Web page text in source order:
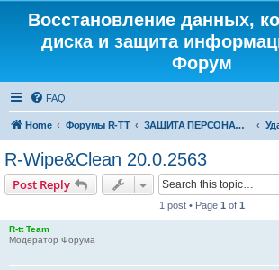
Восстановление данных,
диска и защита
Форум
FAQ
Home Форумы R-TT ЗАЩИТА ПЕРСОНАЛЬНЫХ ДАННЫХ И БЕЗОПАСНОСТЬ
R-Wipe&Clean 20.0.2563
Post Reply
1 post • Page 1 of 1
R-tt Team
Модератор Форума